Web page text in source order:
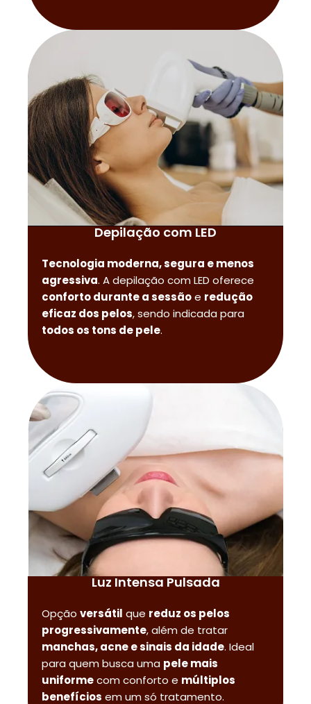
Depilação com LED
Tecnologia moderna, segura e menos
agressiva. A depilação com LED oferece
conforto durante a sessãoe redução
eficaz dos pelos, sendo indicada para
todos os tons de pele.
Luz Intensa Pulsada
Opção versátil que reduz os pelos
progressivamente, além de tratar
manchas, acne e sinais da idade. Ideal
para quem busca uma pele mais
uniformecom conforto e múltiplos
benefícios em um só tratamento.